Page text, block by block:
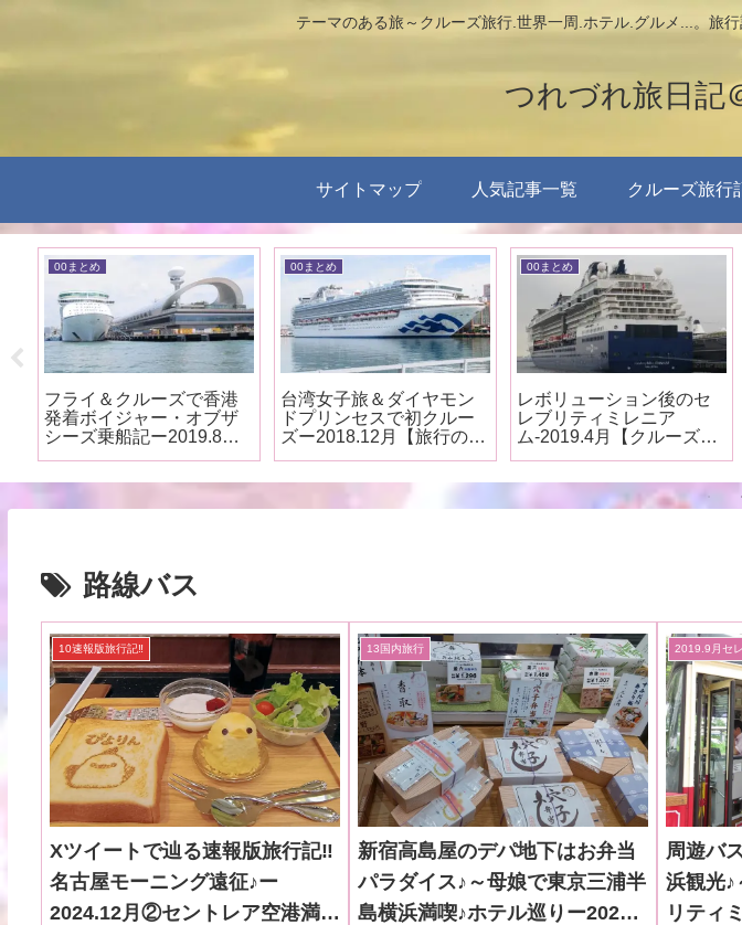
テーマのある旅～クルーズ旅行.世界一周.ホテル.グルメ...。旅
つれづれ旅日記
サイトマップ 人気記事一覧 クルーズ旅行
00まとめ
フライ＆クルーズで香港
発着ボイジャー・オブザ
シーズ乗船記ー2019.8月
00まとめ
台湾女子旅＆ダイヤモン
ドプリンセスで初クルー
ズー2018.12月【旅行のま
00まとめ
レボリューション後のセ
レブリティミレニア
ム-2019.4月【クルーズ船
路線バス
10速報版旅行記‼
Xツイートで辿る速報版旅行記‼
名古屋モーニング遠征♪ー
2024.12月②セントレア空港満喫
13国内旅行
新宿高島屋のデパ地下はお弁当
パラダイス♪～母娘で東京三浦半
島横浜満喫♪ホテル巡りー2022.8
2019.9月セ
周遊バ
浜観光
リティ